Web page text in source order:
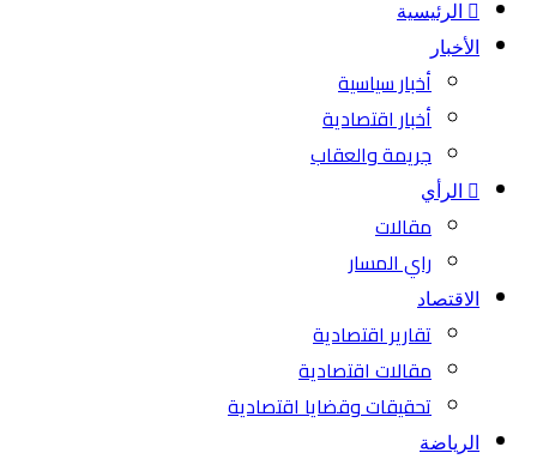
الرئيسية
الأخبار
أخبار سياسية
أخبار اقتصادية
جريمة والعقاب
الرأي
مقالات
راي المسار
الاقتصاد
تقارير اقتصادية
مقالات اقتصادية
تحقيقات وقضايا اقتصادية
الرياضة